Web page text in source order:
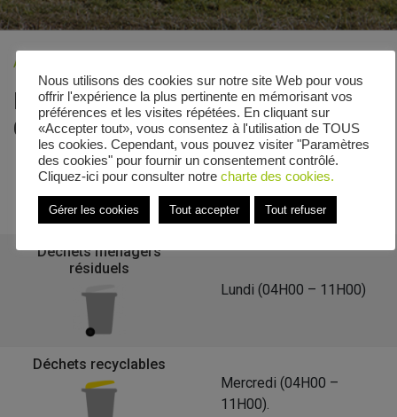
Accueil
Le calendrier de collecte de
Chemin de Brejard
Retour à la liste des communes
Déchets ménagers
résiduels
Lundi (04H00 – 11H00)
Déchets recyclables
Mercredi (04H00 –
11H00).
Nous utilisons des cookies sur notre site Web pour vous
offrir l'expérience la plus pertinente en mémorisant vos
préférences et les visites répétées. En cliquant sur
«Accepter tout», vous consentez à l'utilisation de TOUS
les cookies. Cependant, vous pouvez visiter "Paramètres
des cookies" pour fournir un consentement contrôlé.
Cliquez-ici pour consulter notre charte des cookies.
Gérer les cookies Tout accepter Tout refuser